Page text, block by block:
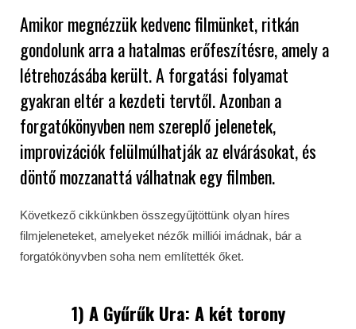
Amikor megnézzük kedvenc filmünket, ritkán
gondolunk arra a hatalmas erőfeszítésre, amely a
létrehozásába került. A forgatási folyamat
gyakran eltér a kezdeti tervtől. Azonban a
forgatókönyvben nem szereplő jelenetek,
improvizációk felülmúlhatják az elvárásokat, és
döntő mozzanattá válhatnak egy filmben.
Következő cikkünkben összegyűjtöttünk olyan híres
filmjeleneteket, amelyeket nézők milliói imádnak, bár a
forgatókönyvben soha nem említették őket.
1) A Gyűrűk Ura: A két torony